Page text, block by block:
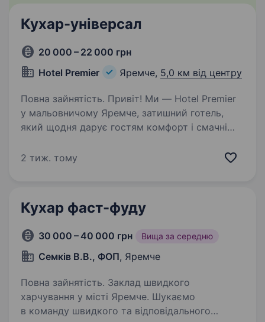
Кухар-універсал
20 000 – 22 000 грн
Hotel Premier
Яремче, 5,0 км від центру
Повна зайнятість. Привіт! Ми — Hotel Premier
у мальовничому Яремче, затишний готель,
який щодня дарує гостям комфорт і смачні
продовжити свій шлях у кухарській справі,
2 тиж. тому
Кухар фаст-фуду
30 000 – 40 000 грн Вища за середню
Семків В.В., ФОП, Яремче
Повна зайнятість. Заклад швидкого
харчування у місті Яремче. Шукаємо
в команду швидкого та відповідального